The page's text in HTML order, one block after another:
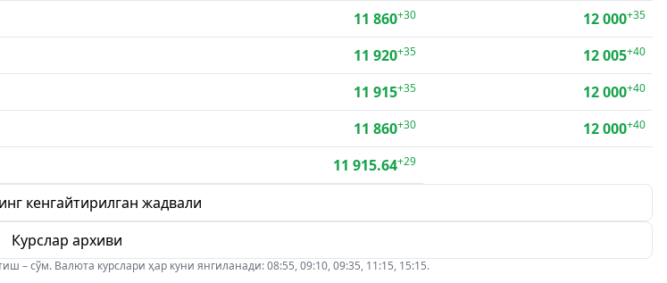
11 860+30 12 000+35
11 920+35 12 005+40
11 915+35 12 000+40
11 860+30 12 000+40
11 915.64+29
кенгайтирилган жадвали
Курслар архиви
– сўм. Валюта курслари ҳар куни янгиланади: 08:55, 09:10, 09:35, 11:15, 15:15.